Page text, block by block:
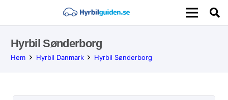
Hyrbil Sønderborg
Hem Hyrbil Danmark Hyrbil Sønderborg